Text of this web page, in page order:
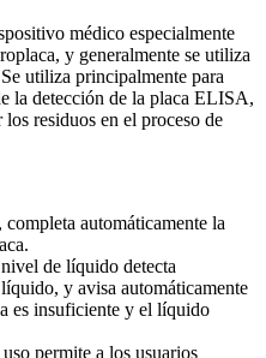
médico especialmente
y generalmente se utiliza
utiliza principalmente para
la detección de la placa ELISA,
residuos en el proceso de
automáticamente la
de líquido detecta
y avisa automáticamente
es insuficiente y el líquido
permite a los usuarios